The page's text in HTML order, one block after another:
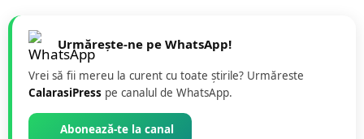
Urmărește-ne pe WhatsApp!
Vrei să fii mereu la curent cu toate știrile? Urmăreste
CalarasiPress pe canalul de WhatsApp.
Abonează-te la canal